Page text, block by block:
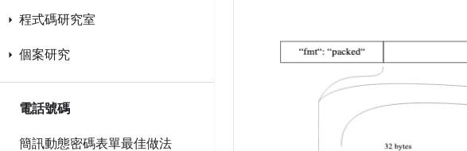
程式碼研究室
個案研究
電話號碼
簡訊動態密碼表單最佳做法